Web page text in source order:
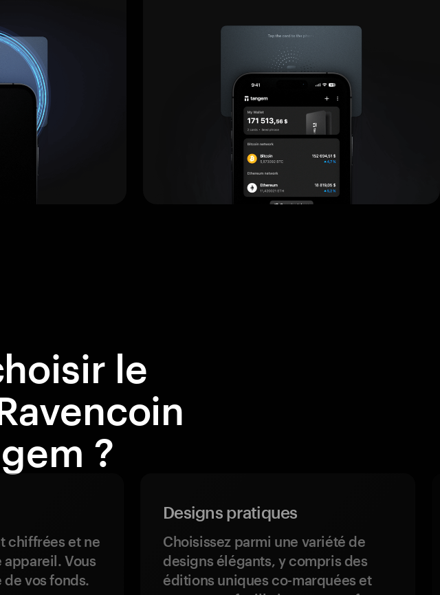
le
?
chiffrées et ne
Vous
vos fonds.
Designs pratiques
Choisissez parmi une variété de
designs élégants, y compris des
éditions uniques co-marquées et